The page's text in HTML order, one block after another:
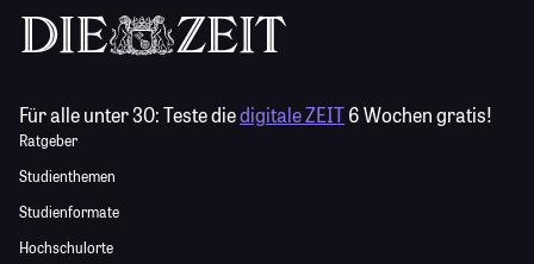
Für alle unter 30:Teste diedigitale ZEIT6 Wochen gratis!
Ratgeber
Studienthemen
Studienformate
Hochschulorte